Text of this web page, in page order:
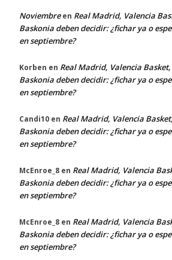
Noviembreen Real Madrid, Valencia
Baskonia deben decidir: ¿fichar ya o
en septiembre?
Korben en Real Madrid, Valencia
Baskonia deben decidir: ¿fichar ya o
en septiembre?
Candi10 en Real Madrid, Valencia
Baskonia deben decidir: ¿fichar ya o
en septiembre?
McEnroe_8 en Real Madrid, Valencia
Baskonia deben decidir: ¿fichar ya o
en septiembre?
McEnroe_8 en Real Madrid, Valencia
Baskonia deben decidir: ¿fichar ya o
en septiembre?